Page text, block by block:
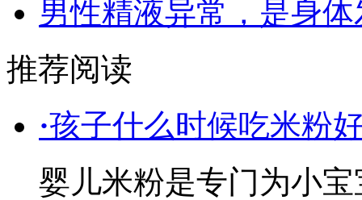
男性精液异常，是身
推荐阅读
·孩子什么时候吃米粉
婴儿米粉是专门为小